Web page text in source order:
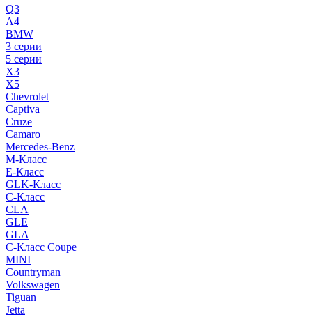
Q3
A4
BMW
3 серии
5 серии
X3
X5
Chevrolet
Captiva
Cruze
Camaro
Mercedes-Benz
M-Класс
E-Класс
GLK-Класс
C-Класс
CLA
GLE
GLA
C-Класс Coupe
MINI
Countryman
Volkswagen
Tiguan
Jetta